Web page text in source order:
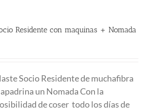
Residente con maquinas + Nomada
Socio Residente de muchafibra
un Nomada Con la
de coser todo los días de